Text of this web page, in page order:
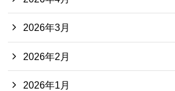
2026年3月
2026年2月
2026年1月